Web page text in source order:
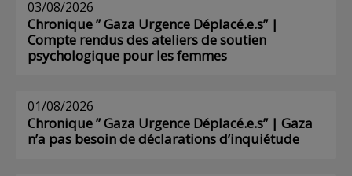
03/08/2026
Chronique ” Gaza Urgence Déplacé.e.s” |
Compte rendus des ateliers de soutien
psychologique pour les femmes
01/08/2026
Chronique ” Gaza Urgence Déplacé.e.s” | Gaza
n’a pas besoin de déclarations d’inquiétude